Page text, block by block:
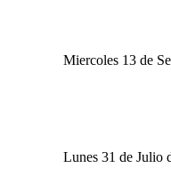
Miercoles 13 de
Lunes 31 de Julio